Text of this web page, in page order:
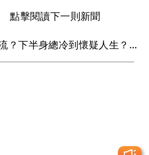
點擊閱讀下一則新聞
又有霸王級寒流？下半身總冷到懷疑人生？專家：挑對褲子，一條抵多條！